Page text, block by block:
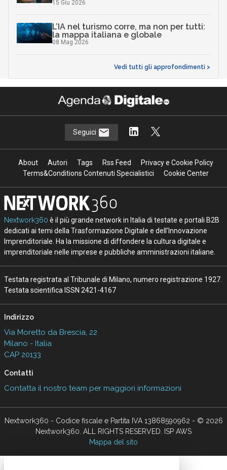
15 Giu 2026
L’IA nel turismo corre, ma non per tutti:
la mappa italiana e globale
08 Mag 2026
Vedi tutti gli approfondimenti >
Seguici
About Autori Tags Rss Feed
Privacy e Cookie Policy
Terms&Conditions Contenuti Specialistici
Cookie Center
Nextwork360 è il più grande network in Italia di testate e portali B2B
dedicati ai temi della Trasformazione Digitale e dell’Innovazione
Imprenditoriale. Ha la missione di diffondere la cultura digitale e
imprenditoriale nelle imprese e pubbliche amministrazioni italiane.
Testata registrata al Tribunale di Milano, numero registrazione 1927.
Testata scientifica ISSN 2421-4167
Indirizzo
Via Moretto da Brescia, 22
Milano - Italia
CAP 20133
Contatti
Contatta il nostro team per maggiori informazioni
Nextwork360 - Codice fiscale e Partita IVA 13868590962 - © 2026
Nextwork360. ALL RIGHTS RESERVED. ISP AWS
Mappa del sito